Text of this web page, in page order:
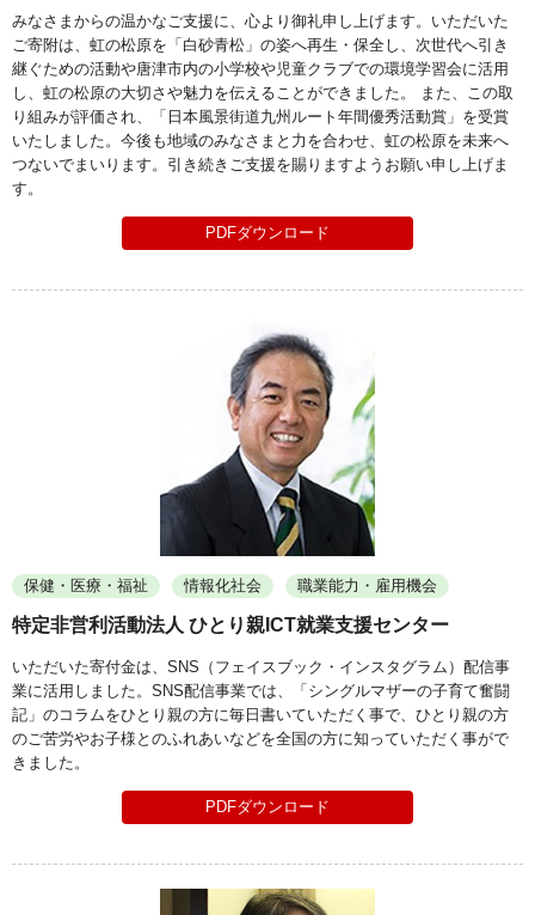
みなさまからの温かなご支援に、心より御礼申し上げます。いただいた
ご寄附は、虹の松原を「白砂青松」の姿へ再生・保全し、次世代へ引き
継ぐための活動や唐津市内の小学校や児童クラブでの環境学習会に活用
し、虹の松原の大切さや魅力を伝えることができました。 また、この取
り組みが評価され、「日本風景街道九州ルート年間優秀活動賞」を受賞
いたしました。今後も地域のみなさまと力を合わせ、虹の松原を未来へ
つないでまいります。引き続きご支援を賜りますようお願い申し上げま
す。
PDFダウンロード
保健・医療・福祉 情報化社会 職業能力・雇用機会
特定非営利活動法人 ひとり親ICT就業支援センター
いただいた寄付⾦は、SNS（フェイスブック・インスタグラム）配信事
業に活⽤しました。SNS配信事業では、「シングルマザーの⼦育て奮闘
記」のコラムをひとり親の⽅に毎⽇書いていただく事で、ひとり親の⽅
のご苦労やお⼦様とのふれあいなどを全国の⽅に知っていただく事がで
きました。
PDFダウンロード